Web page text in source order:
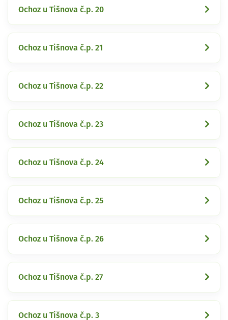
Ochoz u Tišnova č.p. 20
Ochoz u Tišnova č.p. 21
Ochoz u Tišnova č.p. 22
Ochoz u Tišnova č.p. 23
Ochoz u Tišnova č.p. 24
Ochoz u Tišnova č.p. 25
Ochoz u Tišnova č.p. 26
Ochoz u Tišnova č.p. 27
Ochoz u Tišnova č.p. 3